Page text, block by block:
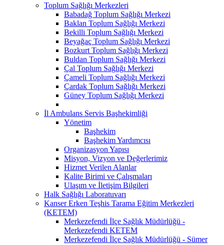
Toplum Sağlığı Merkezleri
Babadağ Toplum Sağlığı Merkezi
Baklan Toplum Sağlığı Merkezi
Bekilli Toplum Sağlığı Merkezi
Beyağaç Toplum Sağlığı Merkezi
Bozkurt Toplum Sağlığı Merkezi
Buldan Toplum Sağlığı Merkezi
Çal Toplum Sağlığı Merkezi
Çameli Toplum Sağlığı Merkezi
Çardak Toplum Sağlığı Merkezi
Güney Toplum Sağlığı Merkezi
İl Ambulans Servis Başhekimliği
Yönetim
Başhekim
Başhekim Yardımcısı
Organizasyon Yapısı
Misyon, Vizyon ve Değerlerimiz
Hizmet Verilen Alanlar
Kalite Birimi ve Çalışmaları
Ulaşım ve İletişim Bilgileri
Halk Sağlığı Laboratuvarı
Kanser Erken Teşhis Tarama Eğitim Merkezleri
(KETEM)
Merkezefendi İlçe Sağlık Müdürlüğü -
Merkezefendi KETEM
Merkezefendi İlçe Sağlık Müdürlüğü - Sümer